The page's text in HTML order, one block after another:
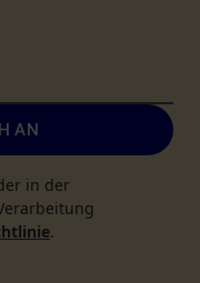
AN
in der
.